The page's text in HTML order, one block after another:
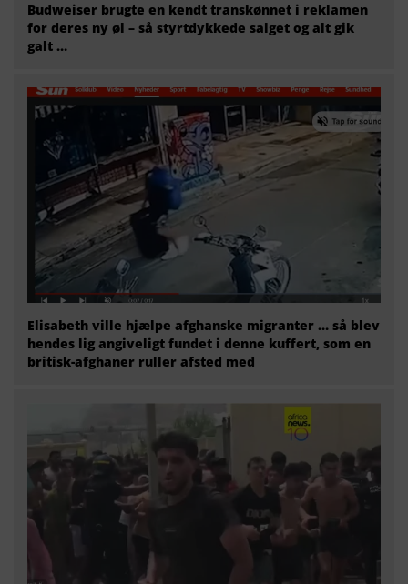
Budweiser brugte en kendt transkønnet i reklamen
for deres ny øl – så styrtdykkede salget og alt gik
galt …
Elisabeth ville hjælpe afghanske migranter … så blev
hendes lig angiveligt fundet i denne kuffert, som en
britisk-afghaner ruller afsted med